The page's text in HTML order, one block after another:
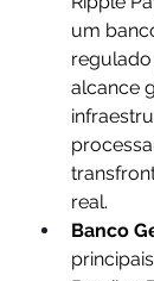
um
alcance
real.
Banco